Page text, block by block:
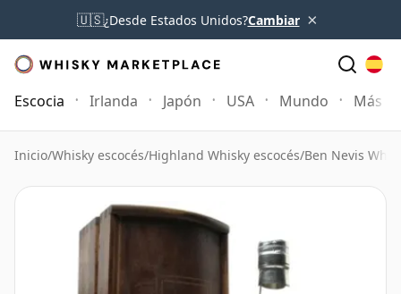
🇺🇸¿Desde Estados Unidos?Cambiar ×
Escocia Irlanda Japón USA Mundo Más
Inicio/Whisky escocés/Highland Whisky escocés/Ben Nevis